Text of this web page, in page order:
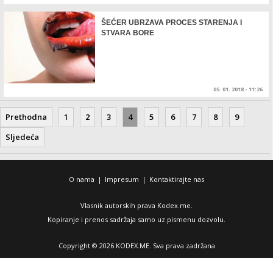
ŠEĆER UBRZAVA PROCES STARENJA I
STVARA BORE
05. 01. 2018 - 11:26
Prethodna 1 2 3 4 5 6 7 8
9
Sljedeća
O nama | Impresum | Kontaktirajte nas
Vlasnik autorskih prava Kodex.me.
Kopiranje i prenos sadržaja samo uz pismenu dozvolu.
Copyright © 2026 KODEX.ME. Sva prava zadržana